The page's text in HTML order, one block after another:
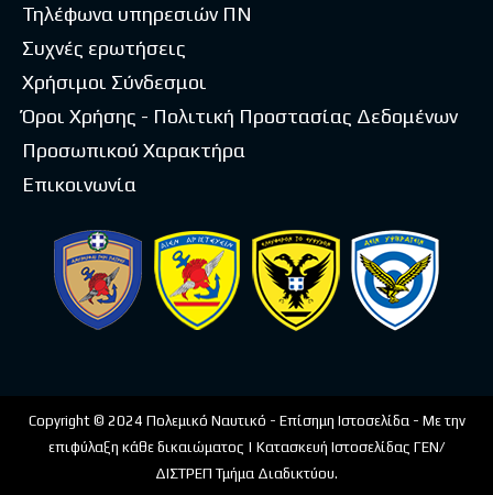
Τηλέφωνα υπηρεσιών ΠΝ
Συχνές ερωτήσεις
Χρήσιμοι Σύνδεσμοι
Όροι Χρήσης - Πολιτική Προστασίας Δεδομένων
Προσωπικού Χαρακτήρα
Επικοινωνία
Copyright © 2024 Πολεμικό Ναυτικό - Επίσημη Ιστοσελίδα - Με την
επιφύλαξη κάθε δικαιώματος | Κατασκευή Ιστοσελίδας ΓΕΝ/
ΔΙΣΤΡΕΠ Τμήμα Διαδικτύου.